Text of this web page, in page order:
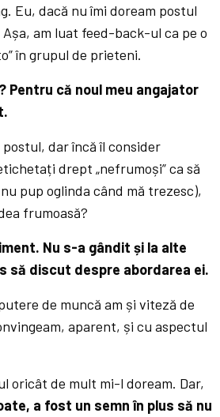
Eu, dacă nu îmi doream postul
am luat feed-back-ul ca pe o
în grupul de prieteni.
că noul meu angajator
dar încă îl consider
drept „nefrumoși” ca să
pup oglinda când mă trezesc),
frumoasă?
Nu s-a gândit și la alte
să discut despre abordarea ei.
de muncă am și viteză de
aparent, și cu aspectul
oricât de mult mi-l doream. Dar,
a fost un semn în plus să nu